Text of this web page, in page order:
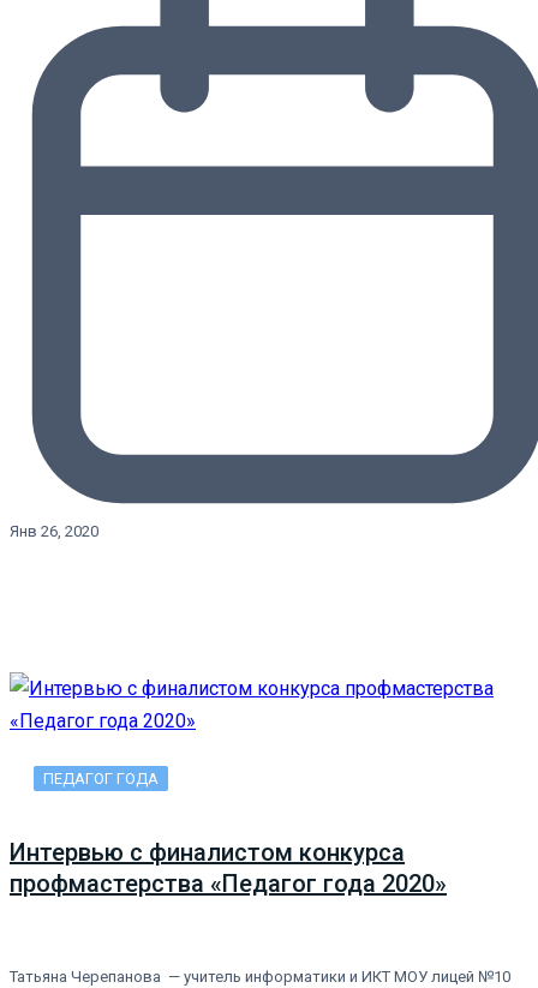
Янв 26, 2020
ПЕДАГОГ ГОДА
Интервью с финалистом конкурса
профмастерства «Педагог года 2020»
Татьяна Черепанова — учитель информатики и ИКТ МОУ лицей №10